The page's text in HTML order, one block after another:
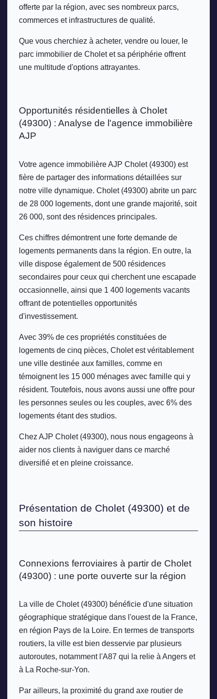
offerte par la région, avec ses nombreux parcs,
commerces et infrastructures de qualité.
Que vous cherchiez à acheter, vendre ou louer, le
parc immobilier de Cholet et sa périphérie offrent
une multitude d'options attrayantes.
Opportunités résidentielles à Cholet
(49300) : Analyse de l'agence immobilière
AJP
Votre agence immobilière AJP Cholet (49300) est
fière de partager des informations détaillées sur
notre ville dynamique. Cholet (49300) abrite un parc
de 28 000 logements, dont une grande majorité, soit
26 000, sont des résidences principales.
Ces chiffres démontrent une forte demande de
logements permanents dans la région. En outre, la
ville dispose également de 500 résidences
secondaires pour ceux qui cherchent une escapade
occasionnelle, ainsi que 1 400 logements vacants
offrant de potentielles opportunités
d'investissement.
Avec 39% de ces propriétés constituées de
logements de cinq pièces, Cholet est véritablement
une ville destinée aux familles, comme en
témoignent les 15 000 ménages avec famille qui y
résident. Toutefois, nous avons aussi une offre pour
les personnes seules ou les couples, avec 6% des
logements étant des studios.
Chez AJP Cholet (49300), nous nous engageons à
aider nos clients à naviguer dans ce marché
diversifié et en pleine croissance.
Présentation de Cholet (49300) et de
son histoire
Connexions ferroviaires à partir de Cholet
(49300) : une porte ouverte sur la région
La ville de Cholet (49300) bénéficie d'une situation
géographique stratégique dans l'ouest de la France,
en région Pays de la Loire. En termes de transports
routiers, la ville est bien desservie par plusieurs
autoroutes, notamment l'A87 qui la relie à Angers et
à La Roche-sur-Yon.
Par ailleurs, la proximité du grand axe routier de